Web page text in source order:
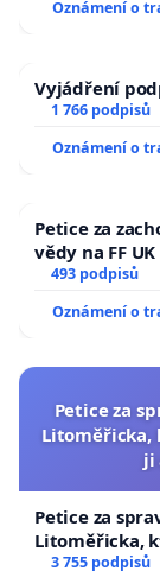
Oznámení o
Vyjádření
1 766 podpisů
Oznámení o
Petice za
vědy na FF UK
493 podpisů
Oznámení o
Petice za
Litoměřicka,
ji
Petice za
Litoměřicka,
a umírání
3 755 podpisů